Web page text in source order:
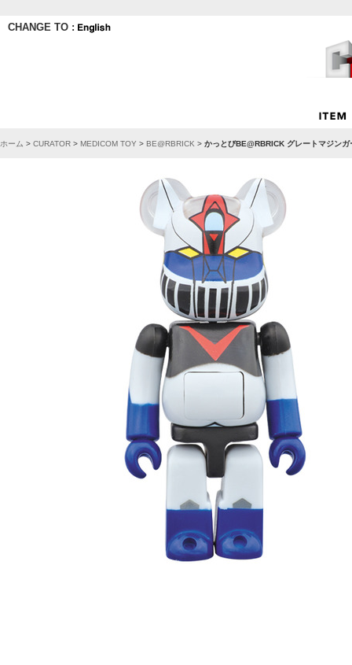
CHANGE TO :
ホーム > CURATOR > MEDICOM TOY > BE@RBRICK > かっとびBE@RBRICK グレートマジンガ